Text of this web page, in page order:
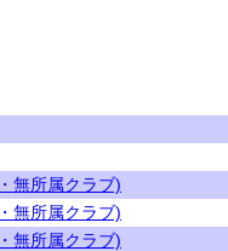
無所属クラブ)
無所属クラブ)
無所属クラブ)